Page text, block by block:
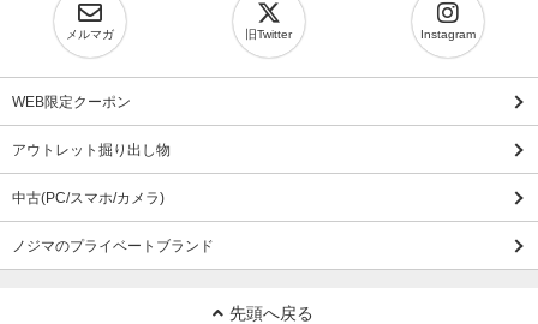
メルマガ 旧Twitter Instagram
WEB限定クーポン
アウトレット掘り出し物
中古(PC/スマホ/カメラ)
ノジマのプライベートブランド
先頭へ戻る